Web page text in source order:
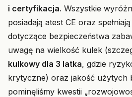
i certyfikacja. Wszystkie
posiadają atest CE oraz
dotyczące bezpieczeństwa
uwagę na wielkość kulek
kulkowy dla 3 latka, gdzie
krytyczne) oraz jakość użytych
pominęliśmy kwestii